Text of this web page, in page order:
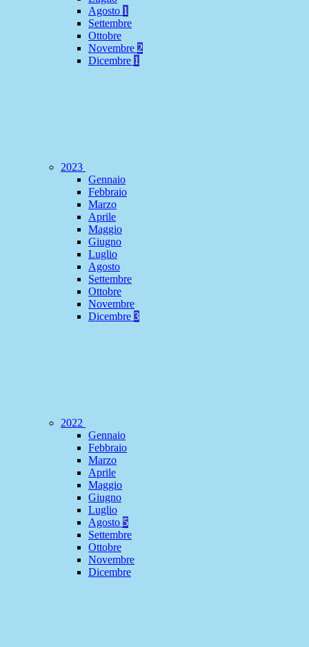
Agosto 1
Settembre
Ottobre
Novembre 2
Dicembre 1
2023
Gennaio
Febbraio
Marzo
Aprile
Maggio
Giugno
Luglio
Agosto
Settembre
Ottobre
Novembre
Dicembre 3
2022
Gennaio
Febbraio
Marzo
Aprile
Maggio
Giugno
Luglio
Agosto 5
Settembre
Ottobre
Novembre
Dicembre